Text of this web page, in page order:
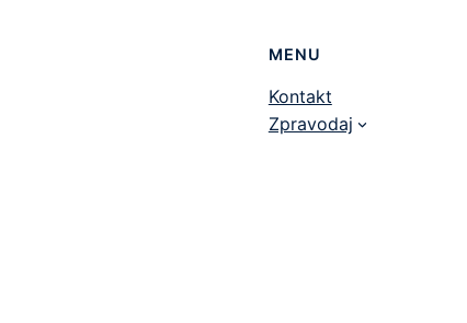
MENU
Kontakt
Zpravodaj